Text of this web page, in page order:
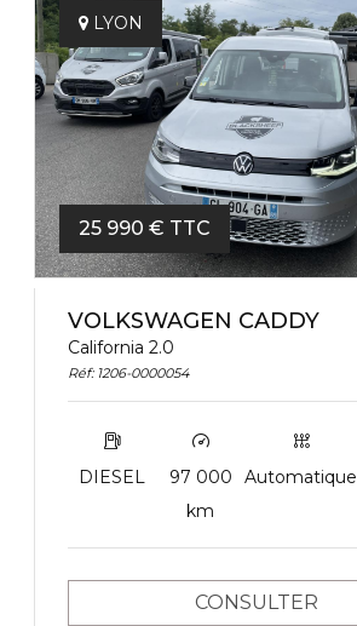
ANNÉE
MODÈLE
ÉNERGIE
LYON
25 990 € TTC
VOLKSWAGEN CADDY
California 2.0
Réf: 1206-0000054
DIESEL
97 000
km
Automatique
CONSULTER